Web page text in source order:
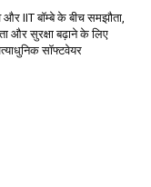
और IIT बॉम्बे के बीच समझौता,
और सुरक्षा बढ़ाने के लिए
सॉफ्टवेयर